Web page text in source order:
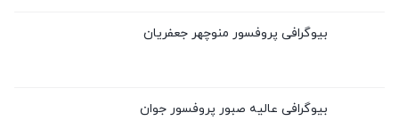
بیوگرافی پروفسور منوچهر جعفریان
بیوگرافی عالیه صبور پروفسور جوان